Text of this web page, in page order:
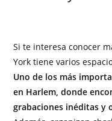
Si te interesa conocer
York tiene varios
Uno de los más
en Harlem, donde
grabaciones inéditas y